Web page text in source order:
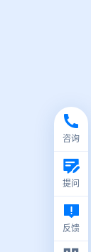
咨询
提问
反馈